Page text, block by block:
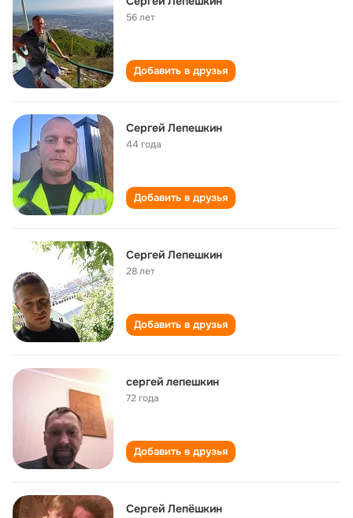
56 лет
Добавить в друзья
Сергей Лепешкин
44 года
Добавить в друзья
Сергей Лепешкин
28 лет
Добавить в друзья
сергей лепешкин
72 года
Добавить в друзья
Сергей Лепёшкин